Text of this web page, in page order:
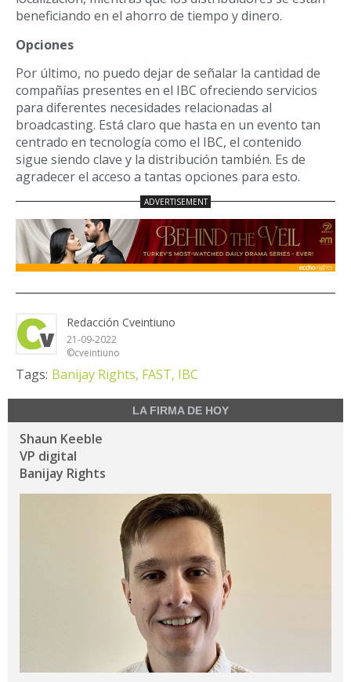
beneficiando en el ahorro de tiempo y dinero.
Opciones
Por último, no puedo dejar de señalar la cantidad de
compañías presentes en el IBC ofreciendo servicios
para diferentes necesidades relacionadas al
broadcasting. Está claro que hasta en un evento tan
centrado en tecnología como el IBC, el contenido
sigue siendo clave y la distribución también. Es de
agradecer el acceso a tantas opciones para esto.
Redacción Cveintiuno
21-09-2022
©cveintiuno
Tags: Banijay Rights, FAST, IBC
LA FIRMA DE HOY
Shaun Keeble
VP digital
Banijay Rights